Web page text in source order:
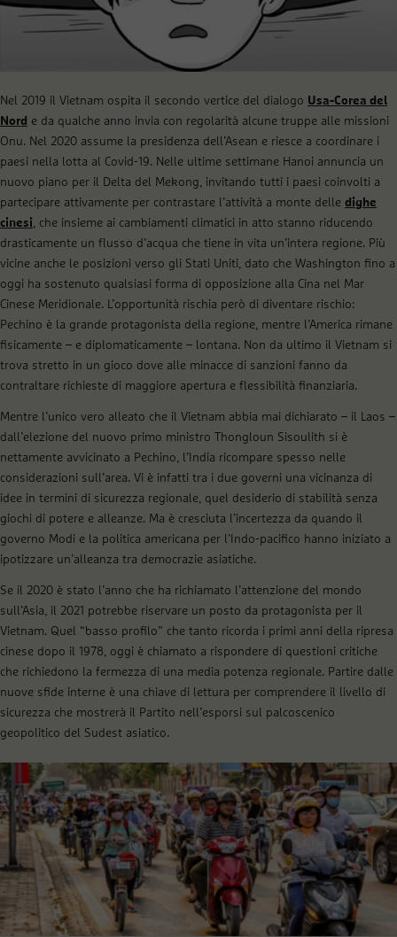
Nel 2019 il Vietnam ospita il secondo vertice del dialogo Usa-Corea del
Nord e da qualche anno invia con regolarità alcune truppe alle missioni
Onu. Nel 2020 assume la presidenza dell’Asean e riesce a coordinare i
paesi nella lotta al Covid-19. Nelle ultime settimane Hanoi annuncia un
nuovo piano per il Delta del Mekong, invitando tutti i paesi coinvolti a
partecipare attivamente per contrastare l’attività a monte delle dighe
cinesi , che insieme ai cambiamenti climatici in atto stanno riducendo
drasticamente un flusso d’acqua che tiene in vita un’intera regione. Più
vicine anche le posizioni verso gli Stati Uniti, dato che Washington fino a
oggi ha sostenuto qualsiasi forma di opposizione alla Cina nel Mar
Cinese Meridionale. L’opportunità rischia però di diventare rischio:
Pechino è la grande protagonista della regione, mentre l’America rimane
fisicamente – e diplomaticamente – lontana. Non da ultimo il Vietnam si
trova stretto in un gioco dove alle minacce di sanzioni fanno da
contraltare richieste di maggiore apertura e flessibilità finanziaria.
Mentre l’unico vero alleato che il Vietnam abbia mai dichiarato – il Laos –
dall’elezione del nuovo primo ministro Thongloun Sisoulith si è
nettamente avvicinato a Pechino, l’India ricompare spesso nelle
considerazioni sull’area. Vi è infatti tra i due governi una vicinanza di
idee in termini di sicurezza regionale, quel desiderio di stabilità senza
giochi di potere e alleanze. Ma è cresciuta l’incertezza da quando il
governo Modi e la politica americana per l’Indo-pacifico hanno iniziato a
ipotizzare un’alleanza tra democrazie asiatiche.
Se il 2020 è stato l’anno che ha richiamato l’attenzione del mondo
sull’Asia, il 2021 potrebbe riservare un posto da protagonista per il
Vietnam. Quel “basso profilo” che tanto ricorda i primi anni della ripresa
cinese dopo il 1978, oggi è chiamato a rispondere di questioni critiche
che richiedono la fermezza di una media potenza regionale. Partire dalle
nuove sfide interne è una chiave di lettura per comprendere il livello di
sicurezza che mostrerà il Partito nell’esporsi sul palcoscenico
geopolitico del Sudest asiatico.